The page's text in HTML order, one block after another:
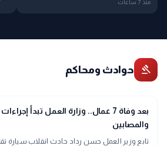
منذ 7 ساعات
gavel حوادث ومحاكم
gavel
حوادث ومحاكمبعد وفاة 7 عمال.. وزارة العمل تبدأ
والمصابين
تابع وزير العمل حسن رداد حادث انقلاب سيارة